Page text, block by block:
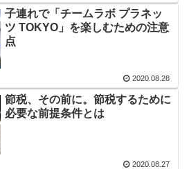
子連れで「チームラボ プラネッ
ツ TOKYO」を楽しむための注意
点
2020.08.28
節税、その前に。節税するために
必要な前提条件とは
2020.08.27